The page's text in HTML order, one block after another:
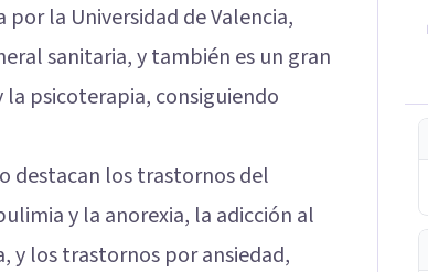
la Universidad de Valencia,
sanitaria, y también es un gran
psicoterapia, consiguiendo
destacan los trastornos del
y la anorexia, la adicción al
y los trastornos por ansiedad,